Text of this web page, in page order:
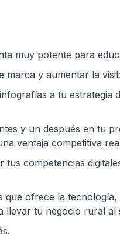
muy potente para
y aumentar la
a tu estrategia
y un después en tu
ventaja competitiva
competencias
que ofrece la tecnología,
tu negocio rural al